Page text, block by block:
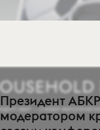
Президент
модератором